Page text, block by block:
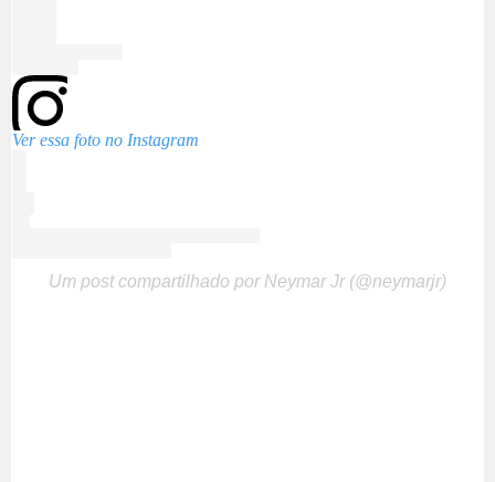
Ver essa foto no Instagram
Um post compartilhado por Neymar Jr (@neymarjr)